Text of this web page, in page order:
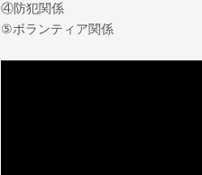
④防犯関係
⑤ボランティア関係